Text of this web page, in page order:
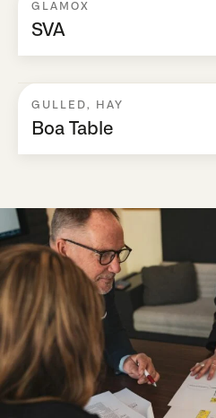
GLAMOX
SVA
GULLED, HAY
Boa Table